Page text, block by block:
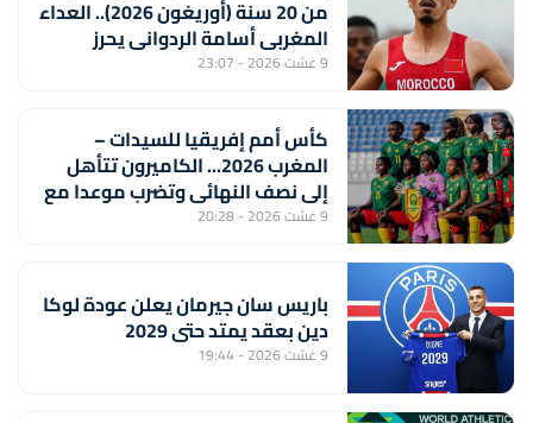
من 20 سنة (أوريغون 2026).. العداء
المغربي أسامة الردواني يحرز
برونزية سباق 1500 متر
9 غشت 2026 - 23:07
كأس أمم إفريقيا للسيدات –
المغرب 2026... الكاميرون تتأهل
إلى نصف النهائي وتضرب موعدا مع
المنتخب المغربي
9 غشت 2026 - 20:28
باريس سان جيرمان يعلن عودة لوكا
دين بعقد يمتد حتى 2029
9 غشت 2026 - 19:44